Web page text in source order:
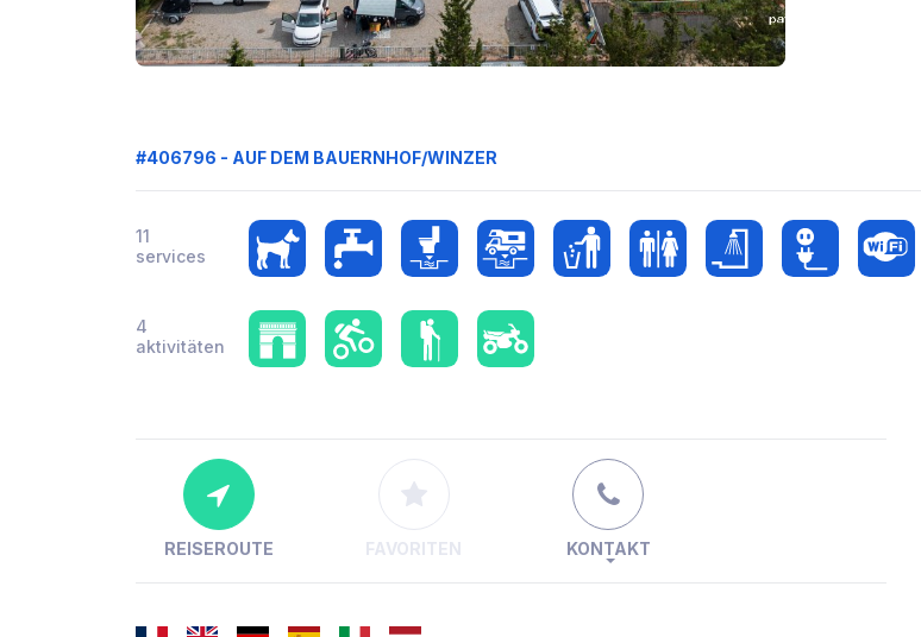
#406796 - AUF DEM BAUERNHOF/WINZER
11
services
4
aktivitäten
REISEROUTE FAVORITEN KONTAKT